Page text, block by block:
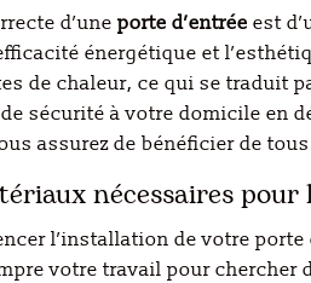
d’une porte d’entrée est
énergétique et
de chaleur, ce qui se traduit
sécurité à votre domicile en
assurez de bénéficier de
nécessaires pour
l’installation de votre
votre travail pour